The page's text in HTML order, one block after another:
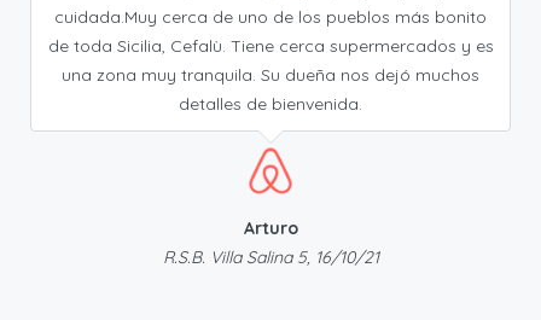
cuidada.Muy cerca de uno de los pueblos más bonito
de toda Sicilia, Cefalù. Tiene cerca supermercados y es
una zona muy tranquila. Su dueña nos dejó muchos
detalles de bienvenida.
Arturo
R.S.B. Villa Salina 5, 16/10/21